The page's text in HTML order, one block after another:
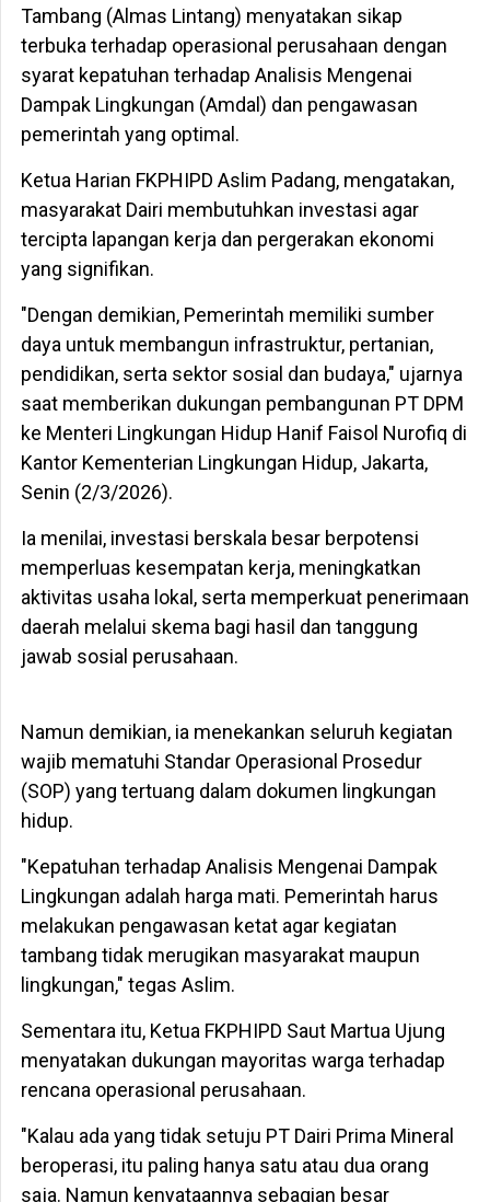
Tambang (Almas Lintang) menyatakan sikap
terbuka terhadap operasional perusahaan dengan
syarat kepatuhan terhadap Analisis Mengenai
Dampak Lingkungan (Amdal) dan pengawasan
pemerintah yang optimal.
Ketua Harian FKPHIPD Aslim Padang, mengatakan,
masyarakat Dairi membutuhkan investasi agar
tercipta lapangan kerja dan pergerakan ekonomi
yang signifikan.
"Dengan demikian, Pemerintah memiliki sumber
daya untuk membangun infrastruktur, pertanian,
pendidikan, serta sektor sosial dan budaya," ujarnya
saat memberikan dukungan pembangunan PT DPM
ke Menteri Lingkungan Hidup Hanif Faisol Nurofiq di
Kantor Kementerian Lingkungan Hidup, Jakarta,
Senin (2/3/2026).
Ia menilai, investasi berskala besar berpotensi
memperluas kesempatan kerja, meningkatkan
aktivitas usaha lokal, serta memperkuat penerimaan
daerah melalui skema bagi hasil dan tanggung
jawab sosial perusahaan.
Namun demikian, ia menekankan seluruh kegiatan
wajib mematuhi Standar Operasional Prosedur
(SOP) yang tertuang dalam dokumen lingkungan
hidup.
"Kepatuhan terhadap Analisis Mengenai Dampak
Lingkungan adalah harga mati. Pemerintah harus
melakukan pengawasan ketat agar kegiatan
tambang tidak merugikan masyarakat maupun
lingkungan," tegas Aslim.
Sementara itu, Ketua FKPHIPD Saut Martua Ujung
menyatakan dukungan mayoritas warga terhadap
rencana operasional perusahaan.
"Kalau ada yang tidak setuju PT Dairi Prima Mineral
beroperasi, itu paling hanya satu atau dua orang
saja. Namun kenyataannya sebagian besar